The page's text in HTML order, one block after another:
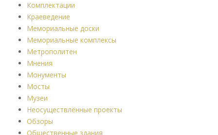
Комплектации
Краеведение
Мемориальные доски
Мемориальные комплексы
Метрополитен
Мнения
Монументы
Мосты
Музеи
Неосуществлённые проекты
Обзоры
Общественные здания